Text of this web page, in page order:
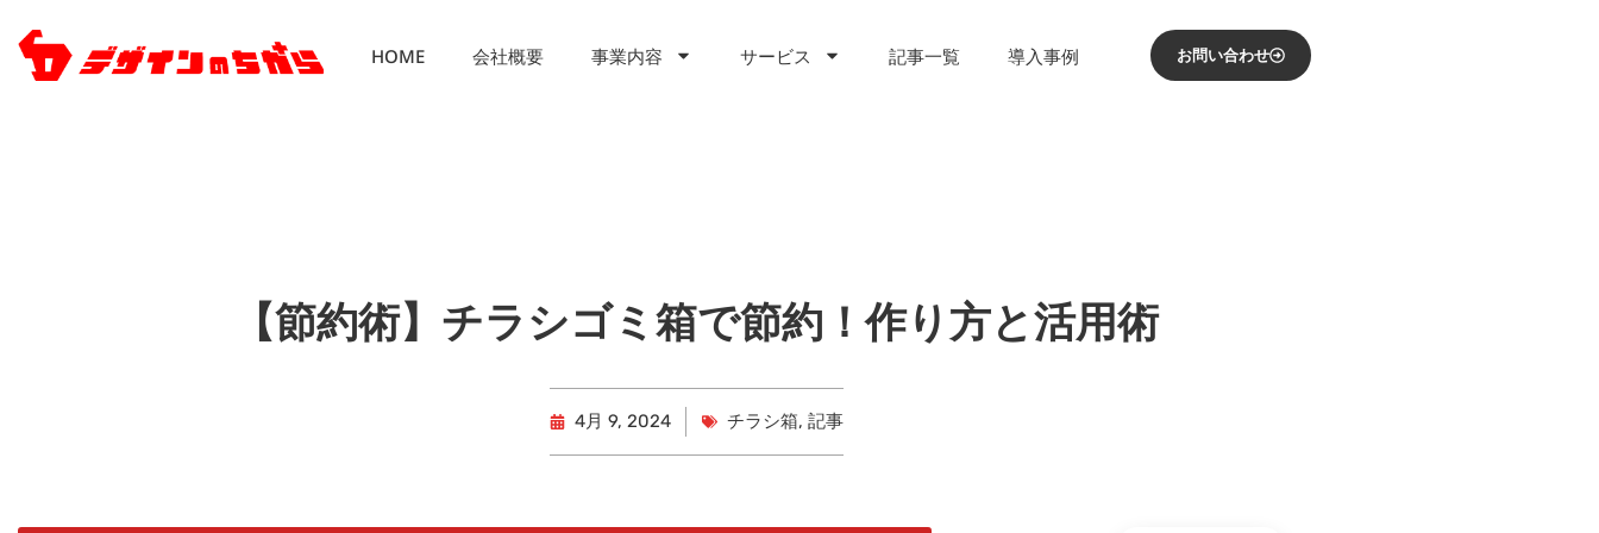
HOME 会社概要 事業内容 サービス 記事一覧 導入事例 お問い合わせ
【節約術】チラシゴミ箱で節約！作り方と活用術
4月 9, 2024 チラシ箱, 記事